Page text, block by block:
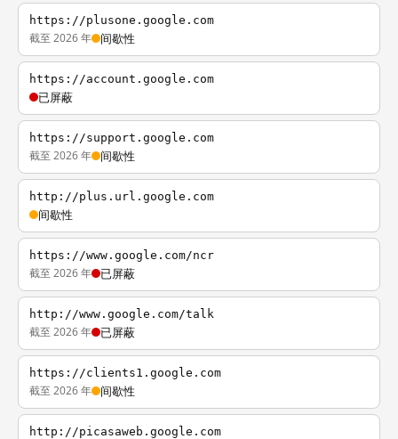
https://plusone.google.com
截至 2026 年 间歇性
https://account.google.com
已屏蔽
https://support.google.com
截至 2026 年 间歇性
http://plus.url.google.com
间歇性
https://www.google.com/ncr
截至 2026 年 已屏蔽
http://www.google.com/talk
截至 2026 年 已屏蔽
https://clients1.google.com
截至 2026 年 间歇性
http://picasaweb.google.com